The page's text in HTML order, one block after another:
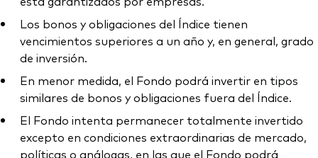
Los bonos y obligaciones del Índice tienen
vencimientos superiores a un año y, en general, grado
de inversión.
En menor medida, el Fondo podrá invertir en tipos
similares de bonos y obligaciones fuera del Índice.
El Fondo intenta permanecer totalmente invertido
excepto en condiciones extraordinarias de mercado,
políticas o análogas, en las que el Fondo podrá